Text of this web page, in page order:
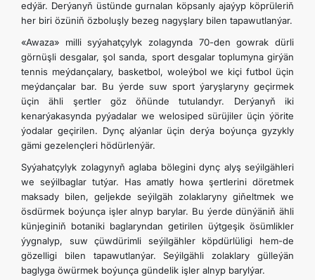
edýär. Derýanyň üstünde gurnalan köpsanly ajaýyp köprüleriň
her biri özüniň özboluşly bezeg nagyşlary bilen tapawutlanýar.
«Awaza» milli syýahatçylyk zolagynda 70-den gowrak dürli
görnüşli desgalar, şol sanda, sport desgalar toplumyna girýän
tennis meýdançalary, basketbol, woleýbol we kiçi futbol üçin
meýdançalar bar. Bu ýerde suw sport ýaryşlaryny geçirmek
üçin ähli şertler göz öňünde tutulandyr. Derýanyň iki
kenarýakasynda pyýadalar we welosiped sürüjiler üçin ýörite
ýodalar geçirilen. Dynç alýanlar üçin derýa boýunça gyzykly
gämi gezelençleri hödürlenýär.
Syýahatçylyk zolagynyň aglaba bölegini dynç alyş seýilgähleri
we seýilbaglar tutýar. Has amatly howa şertlerini döretmek
maksady bilen, geljekde seýilgäh zolaklaryny giňeltmek we
ösdürmek boýunça işler alnyp barylar. Bu ýerde dünýäniň ähli
künjeginiň botaniki baglaryndan getirilen üýtgeşik ösümlikler
ýygnalyp, suw çüwdürimli seýilgähler köpdürlüligi hem-de
gözelligi bilen tapawutlanýar. Seýilgähli zolaklary gülleýän
baglyga öwürmek boýunça gündelik işler alnyp barylýar.